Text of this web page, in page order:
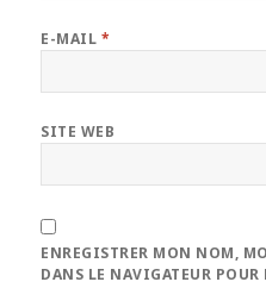
E-MAIL *
SITE WEB
ENREGISTRER MON NOM,
DANS LE NAVIGATEUR